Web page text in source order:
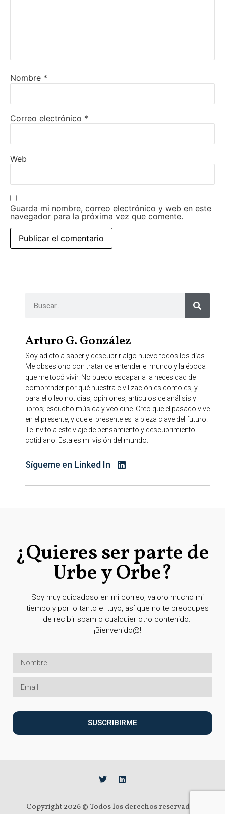
Nombre *
Correo electrónico *
Web
Guarda mi nombre, correo electrónico y web en este
navegador para la próxima vez que comente.
Arturo G. González
Soy adicto a saber y descubrir algo nuevo todos los días.
Me obsesiono con tratar de entender el mundo y la época
que me tocó vivir. No puedo escapar a la necesidad de
comprender por qué nuestra civilización es como es, y
para ello leo noticias, opiniones, artículos de análisis y
libros; escucho música y veo cine. Creo que el pasado vive
en el presente, y que el presente es la pieza clave del futuro.
Te invito a este viaje de pensamiento y descubrimiento
cotidiano. Esta es mi visión del mundo.
Sígueme en Linked In
¿Quieres ser parte de
Urbe y Orbe?
Soy muy cuidadoso en mi correo, valoro mucho mi
tiempo y por lo tanto el tuyo, así que no te preocupes
de recibir spam o cualquier otro contenido.
¡Bienvenido@!
SUSCRIBIRME
Copyright 2026 © Todos los derechos reservados.